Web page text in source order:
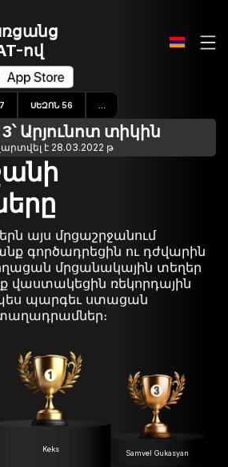
ով
ՍԵԶՈՆ 56
Արյունոտ տիկին
է 28.03.2022 թ
այս մրցաշրջանում
գործադրեցին ու դժվարին
մրցանակային տեղեր
վաստակեցին ռեկորդային
պարգեւ ստացան
Keks Samvel Gukasyan